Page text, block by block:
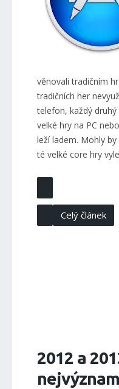
věnovali tradičním
tradičních her
telefon, každý
velké hry na PC
leží ladem. Mohly
té velké core hry
Celý článek
2012 a